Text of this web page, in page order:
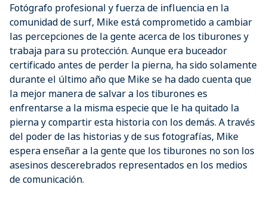
Fotógrafo profesional y fuerza de influencia en la
comunidad de surf, Mike está comprometido a cambiar
las percepciones de la gente acerca de los tiburones y
trabaja para su protección. Aunque era buceador
certificado antes de perder la pierna, ha sido solamente
durante el último año que Mike se ha dado cuenta que
la mejor manera de salvar a los tiburones es
enfrentarse a la misma especie que le ha quitado la
pierna y compartir esta historia con los demás. A través
del poder de las historias y de sus fotografías, Mike
espera enseñar a la gente que los tiburones no son los
asesinos descerebrados representados en los medios
de comunicación.